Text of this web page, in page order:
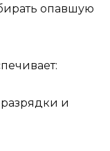
опавшую
разрядки и